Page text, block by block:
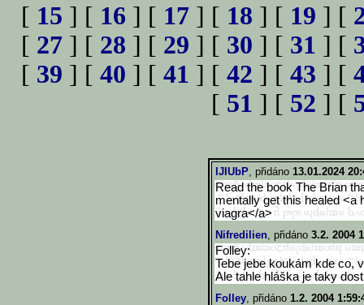
[ 15 ] [ 16 ] [ 17 ] [ 18 ] [ 19 ] [
[ 27 ] [ 28 ] [ 29 ] [ 30 ] [ 31 ] [
[ 39 ] [ 40 ] [ 41 ] [ 42 ] [ 43 ] [
[ 51 ] [ 52 ] [
lJIUbP, přidáno 13.01.2024
Read the book The Brian
mentally get this healed <a
viagra</a>
Nifredilien, přidáno 3.2. 2004
Folley:
Tebe jebe koukám kde co,
Ale tahle hláška je taky
Folley, přidáno 1.2. 2004